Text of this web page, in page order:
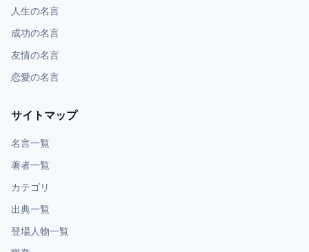
人生の名言
成功の名言
友情の名言
恋愛の名言
サイトマップ
名言一覧
著者一覧
カテゴリ
出典一覧
登場人物一覧